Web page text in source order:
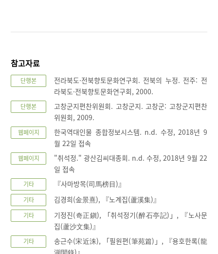
참고자료
단행본
전라북도·전북향토문화연구회. 전북의 누정. 전주: 전
라북도·전북향토문화연구회, 2000.
단행본
고창군지편찬위원회. 고창군지. 고창군: 고창군지편찬
위원회, 2009.
웹페이지
한국역대인물 종합정보시스템. n.d. 수정, 2018년 9
월 22일 접속
웹페이지
"취석정." 광산김씨대종회. n.d. 수정, 2018년 9월 22
일 접속
기타 『사마방목(司馬榜目)』
기타 김경희(金景熹), 『노계집(蘆溪集)』
기타
기정진(奇正鎭), 「취석정기(醉石亭記)」, 『노사문
집(蘆沙文集)』
기타
송근수(宋近洙), 「필원편(筆苑篇)」, 『용호한록(龍